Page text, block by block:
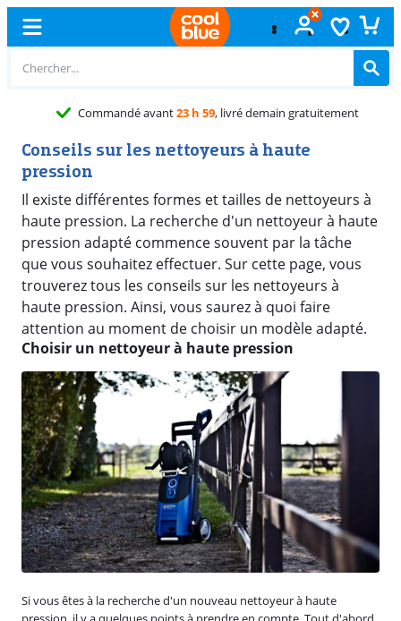
23 h 59, livré demain gratuitement
Conseils sur les nettoyeurs à haute
pression
Il existe différentes formes et tailles de nettoyeurs à
haute pression. La recherche d'un nettoyeur à haute
pression adapté commence souvent par la tâche
que vous souhaitez effectuer. Sur cette page, vous
trouverez tous les conseils sur les nettoyeurs à
haute pression. Ainsi, vous saurez à quoi faire
attention au moment de choisir un modèle adapté.
Choisir un nettoyeur à haute pression
Si vous êtes à la recherche d'un nouveau nettoyeur à haute